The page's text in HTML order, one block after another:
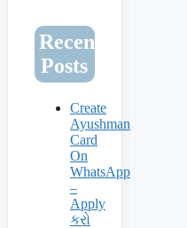
Recent
Posts
Create
Ayushman
Card
On
WhatsApp
–
Apply
કરો